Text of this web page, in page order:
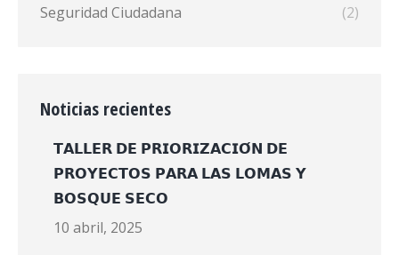
Seguridad Ciudadana
(2)
Noticias recientes
𝗧𝗔𝗟𝗟𝗘𝗥 𝗗𝗘 𝗣𝗥𝗜𝗢𝗥𝗜𝗭𝗔𝗖𝗜𝗢́𝗡 𝗗𝗘
𝗣𝗥𝗢𝗬𝗘𝗖𝗧𝗢𝗦 𝗣𝗔𝗥𝗔 𝗟𝗔𝗦 𝗟𝗢𝗠𝗔𝗦 𝗬
𝗕𝗢𝗦𝗤𝗨𝗘 𝗦𝗘𝗖𝗢
10 abril, 2025